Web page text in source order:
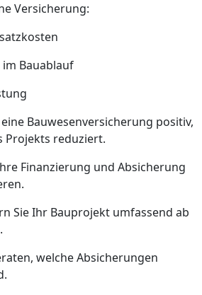
Versicherung:
Bauablauf
Bauwesenversicherung positiv,
Projekts reduziert.
Finanzierung und Absicherung
Sie Ihr Bauprojekt umfassend ab
welche Absicherungen